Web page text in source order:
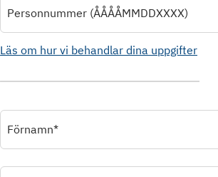
Personnummer (ÅÅÅÅMMDDXXXX)
Läs om hur vi behandlar dina uppgifter
Förnamn*